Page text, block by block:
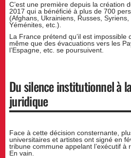
C’est une première depuis la création
2017 qui a bénéficié à plus de 700
(Afghans, Ukrainiens, Russes, Syriens,
Yéménites, etc.).
La France prétend qu’il est impossible
même que des évacuations vers les
l’Espagne, etc. se poursuivent.
Du silence institutionnel à
juridique
Face à cette décision consternante,
universitaires et artistes ont signé en
tribune commune appelant l’exécutif à
En vain.